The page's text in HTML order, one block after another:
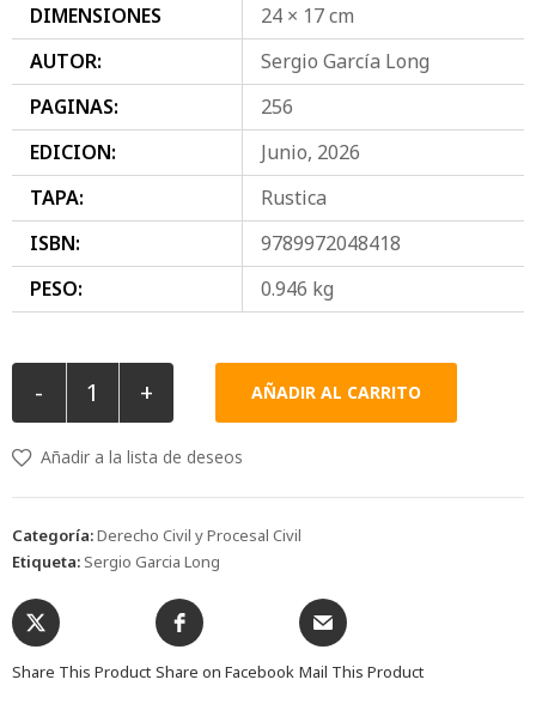
DIMENSIONES
24 × 17 cm
AUTOR:
Sergio García Long
PAGINAS:
256
EDICION:
Junio, 2026
TAPA:
Rustica
ISBN:
9789972048418
PESO:
0.946 kg
- + AÑADIR AL CARRITO
Añadir a la lista de deseos
Categoría:Derecho Civil y Procesal Civil
Etiqueta: Sergio Garcia Long
Share This Product Share on Facebook Mail This Product